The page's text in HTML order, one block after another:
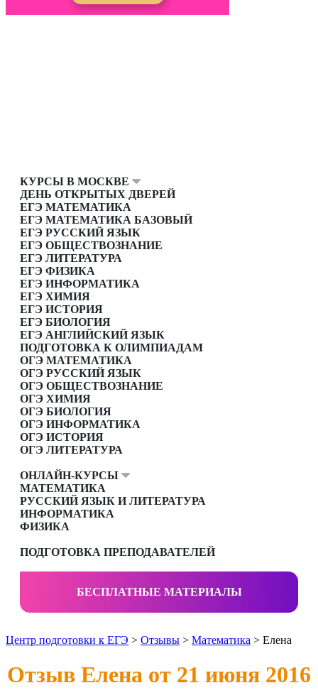
КУРСЫ В МОСКВЕ
ДЕНЬ ОТКРЫТЫХ ДВЕРЕЙ
ЕГЭ МАТЕМАТИКА
ЕГЭ МАТЕМАТИКА БАЗОВЫЙ
ЕГЭ РУССКИЙ ЯЗЫК
ЕГЭ ОБЩЕСТВОЗНАНИЕ
ЕГЭ ЛИТЕРАТУРА
ЕГЭ ФИЗИКА
ЕГЭ ИНФОРМАТИКА
ЕГЭ ХИМИЯ
ЕГЭ ИСТОРИЯ
ЕГЭ БИОЛОГИЯ
ЕГЭ АНГЛИЙСКИЙ ЯЗЫК
ПОДГОТОВКА К ОЛИМПИАДАМ
ОГЭ МАТЕМАТИКА
ОГЭ РУССКИЙ ЯЗЫК
ОГЭ ОБЩЕСТВОЗНАНИЕ
ОГЭ ХИМИЯ
ОГЭ БИОЛОГИЯ
ОГЭ ИНФОРМАТИКА
ОГЭ ИСТОРИЯ
ОГЭ ЛИТЕРАТУРА
ОНЛАЙН-КУРСЫ
МАТЕМАТИКА
РУССКИЙ ЯЗЫК И ЛИТЕРАТУРА
ИНФОРМАТИКА
ФИЗИКА
ПОДГОТОВКА ПРЕПОДАВАТЕЛЕЙ
БЕСПЛАТНЫЕ МАТЕРИАЛЫ
Центр подготовки к ЕГЭ > Отзывы > Математика > Елена
Отзыв Елена от 21 июня 2016